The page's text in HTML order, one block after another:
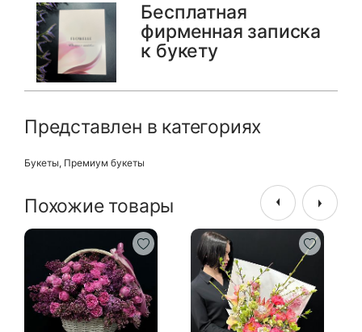
Бесплатная
фирменная записка
к букету
Представлен в категориях
Букеты, Премиум букеты
Похожие товары